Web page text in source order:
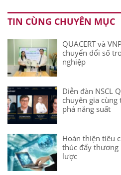
TIN CÙNG CHUYÊN MỤC
QUACERT và
chuyển đổi số
nghiệp
Diễn đàn NSCL
chuyên gia
phá năng suất
Hoàn thiện tiêu
thúc đẩy thương
lược